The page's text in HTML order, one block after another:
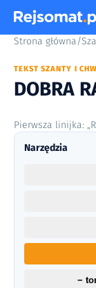
Strona główna/
TEKST SZANTY I
DOBRA
Pierwsza linijka:
Narzędzia
−